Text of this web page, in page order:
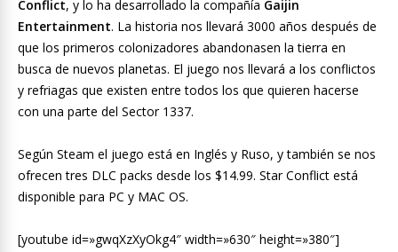
Conflict, y lo ha desarrollado la compañía Gaijin
Entertainment. La historia nos llevará 3000 años después de
que los primeros colonizadores abandonasen la tierra en
busca de nuevos planetas. El juego nos llevará a los conflictos
y refriagas que existen entre todos los que quieren hacerse
con una parte del Sector 1337.
Según Steam el juego está en Inglés y Ruso, y también se nos
ofrecen tres DLC packs desde los $14.99. Star Conflict está
disponible para PC y MAC OS.
[youtube id=»gwqXzXyOkg4″ width=»630″ height=»380″]